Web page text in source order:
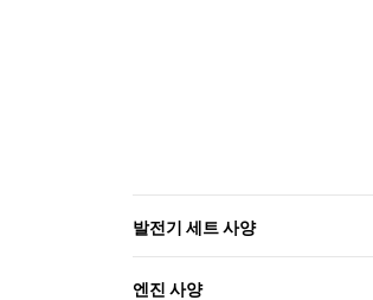
발전기 세트 사양
엔진 사양